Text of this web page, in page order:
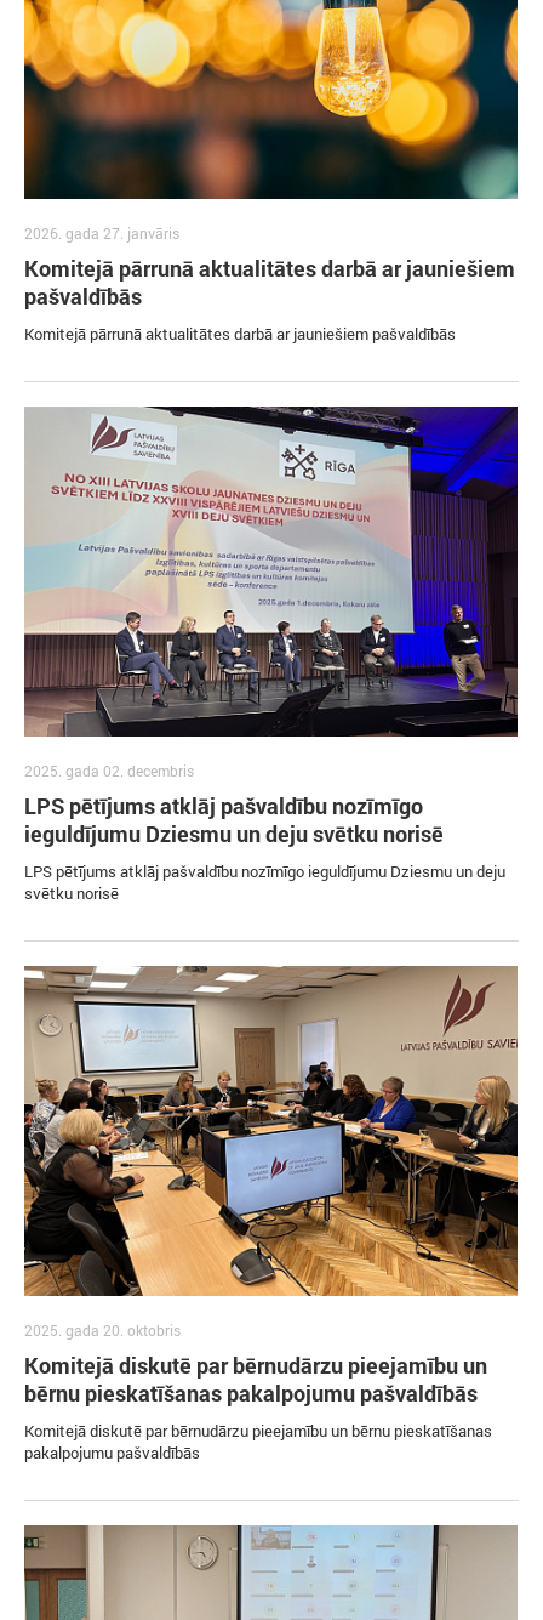
2026. gada 27. janvāris
Komitejā pārrunā aktualitātes darbā ar jauniešiem
pašvaldībās
Komitejā pārrunā aktualitātes darbā ar jauniešiem pašvaldībās
2025. gada 02. decembris
LPS pētījums atklāj pašvaldību nozīmīgo
ieguldījumu Dziesmu un deju svētku norisē
LPS pētījums atklāj pašvaldību nozīmīgo ieguldījumu Dziesmu un deju
svētku norisē
2025. gada 20. oktobris
Komitejā diskutē par bērnudārzu pieejamību un
bērnu pieskatīšanas pakalpojumu pašvaldībās
Komitejā diskutē par bērnudārzu pieejamību un bērnu pieskatīšanas
pakalpojumu pašvaldībās